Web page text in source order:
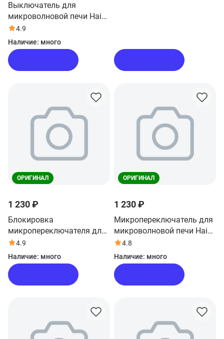
Выключатель для
микроволновой печи Haier
HMX-DG259X
4.9
Наличие: много
ОРИГИНАЛ
1 230 ₽
Блокировка
микропереключателя для
микроволновой печи Haier
HMB-DM208SA
4.9
Наличие: много
ОРИГИНАЛ
1 230 ₽
Микропереключатель для
микроволновой печи Haier
HMB-DM208SA
4.8
Наличие: много